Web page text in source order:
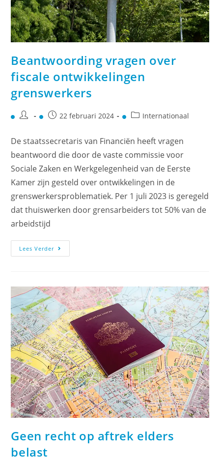
Beantwoording vragen over
fiscale ontwikkelingen
grenswerkers
22 februari 2024 Internationaal
De staatssecretaris van Financiën heeft vragen
beantwoord die door de vaste commissie voor
Sociale Zaken en Werkgelegenheid van de Eerste
Kamer zijn gesteld over ontwikkelingen in de
grenswerkersproblematiek. Per 1 juli 2023 is geregeld
dat thuiswerken door grensarbeiders tot 50% van de
arbeidstijd
Lees Verder
Geen recht op aftrek elders
belast